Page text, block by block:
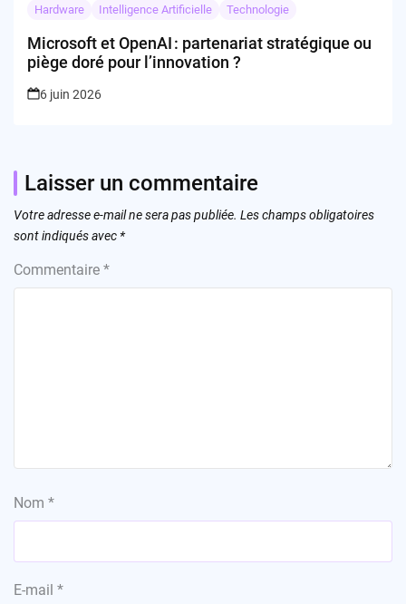
Hardware Intelligence Artificielle Technologie
Microsoft et OpenAI : partenariat stratégique ou
piège doré pour l’innovation ?
6 juin 2026
Laisser un commentaire
Votre adresse e-mail ne sera pas publiée. Les champs obligatoires
sont indiqués avec *
Commentaire *
Nom *
E-mail *